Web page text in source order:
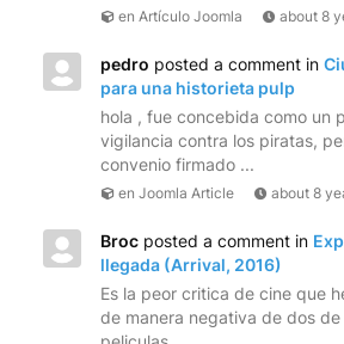
en Artículo Joomla about 8
pedro posted a comment in
para una historieta pulp
hola , fue concebida como un
vigilancia contra los piratas,
convenio firmado ...
en Joomla Article about 8
Broc posted a comment in
llegada (Arrival, 2016)
Es la peor critica de cine que
de manera negativa de dos de